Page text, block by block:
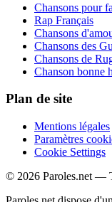
Chansons pour
Rap Français
Chansons
Chansons des
Chansons de
Chanson bonne
Plan de site
Mentions légales
Paramètres
Cookie Settings
© 2026 Paroles.net —